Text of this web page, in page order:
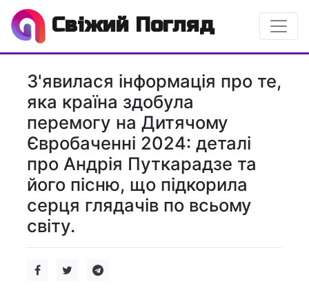
Свіжий Погляд
З'явилася інформація про те,
яка країна здобула
перемогу на Дитячому
Євробаченні 2024: деталі
про Андрія Путкарадзе та
його пісню, що підкорила
серця глядачів по всьому
світу.